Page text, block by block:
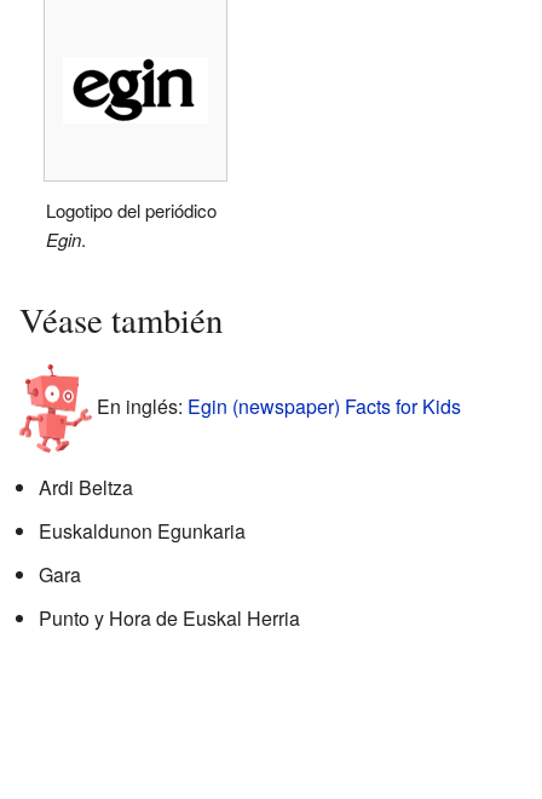
Logotipo del periódico
Egin.
Véase también
En inglés: Egin (newspaper) Facts for Kids
Ardi Beltza
Euskaldunon Egunkaria
Gara
Punto y Hora de Euskal Herria